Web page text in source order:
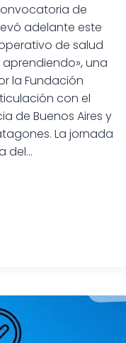
de
adelante este
de salud
una
la Fundación
con el
de Buenos Aires y
La jornada
del…